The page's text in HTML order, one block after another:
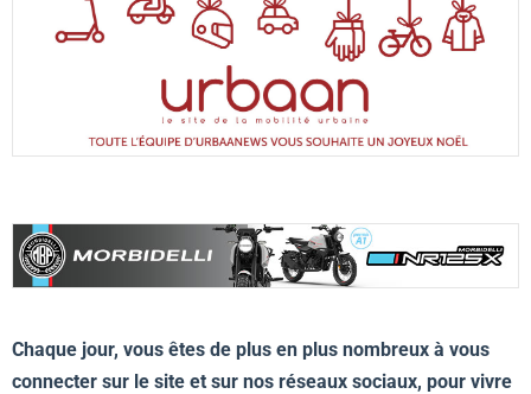
Chaque jour, vous êtes de plus en plus nombreux à vous
connecter sur le site et sur nos réseaux sociaux, pour vivre